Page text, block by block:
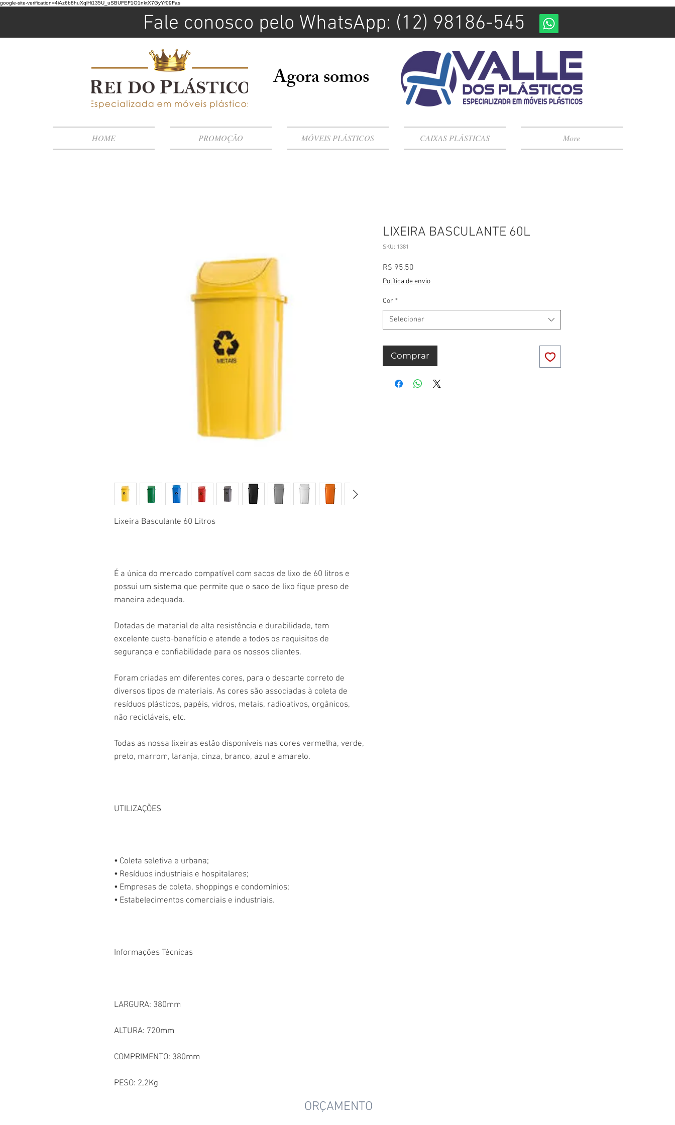
google-site-verification=4iAz6b8huXqlHi135U_uSBUFEF1O1nktX7GyYf09Fas
Agora somos
HOME PROMOÇÃO MÓVEIS PLÁSTICOS CAIXAS PLÁSTICAS More
Fale conosco pelo WhatsApp: (12) 98186-545
Lixeira Basculante 60 Litros
É a única do mercado compatível com sacos de lixo de 60 litros e
possui um sistema que permite que o saco de lixo fique preso de
maneira adequada.
Dotadas de material de alta resistência e durabilidade, tem
excelente custo-benefício e atende a todos os requisitos de
segurança e confiabilidade para os nossos clientes.
Foram criadas em diferentes cores, para o descarte correto de
diversos tipos de materiais. As cores são associadas à coleta de
resíduos plásticos, papéis, vidros, metais, radioativos, orgânicos,
não recicláveis, etc.
Todas as nossa lixeiras estão disponíveis nas cores vermelha, verde,
preto, marrom, laranja, cinza, branco, azul e amarelo.
UTILIZAÇÕES
• Coleta seletiva e urbana;
• Resíduos industriais e hospitalares;
• Empresas de coleta, shoppings e condomínios;
• Estabelecimentos comerciais e industriais.
Informações Técnicas
LARGURA: 380mm
ALTURA: 720mm
COMPRIMENTO: 380mm
PESO: 2,2Kg
LIXEIRA BASCULANTE 60L
SKU: 1381
R$ 95,50
Política de envio
Cor *
Selecionar
Comprar
ORÇAMENTO